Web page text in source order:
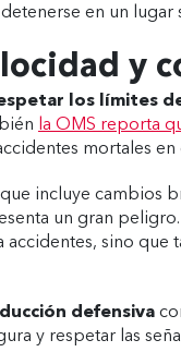
en un
y
los límites
la OMS reporta
mortales en
incluye cambios
un gran
accidentes, sino
defensiva
y respetar las